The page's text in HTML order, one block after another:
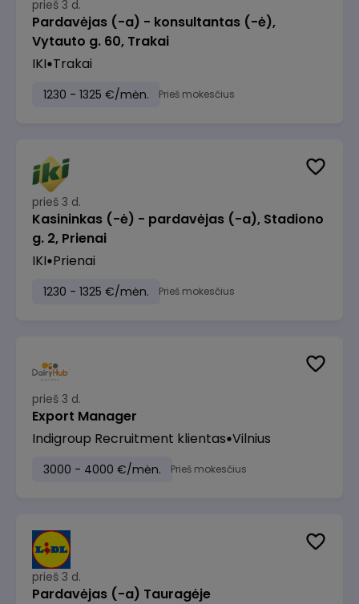
prieš 3 d.
Pardavėjas (-a) - konsultantas (-ė),
Vytauto g. 60, Trakai
IKI Trakai
1230 - 1325 €/mėn. Prieš mokesčius
prieš 3 d.
Kasininkas (-ė) - pardavėjas (-a), Stadiono
g. 2, Prienai
IKI Prienai
1230 - 1325 €/mėn. Prieš mokesčius
prieš 3 d.
Export Manager
Indigroup Recruitment klientas Vilnius
3000 - 4000 €/mėn. Prieš mokesčius
prieš 3 d.
Pardavėjas (-a) Tauragėje